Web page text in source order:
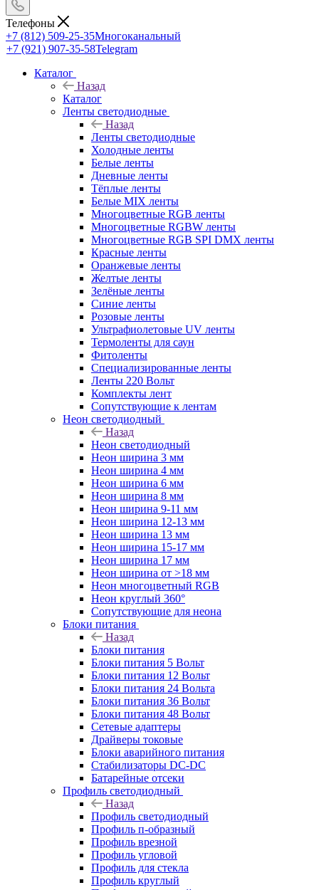
Телефоны
+7 (812) 509-25-35Многоканальный
+7 (921) 907-35-58Telegram
Каталог
Назад
Каталог
Ленты светодиодные
Назад
Ленты светодиодные
Холодные ленты
Белые ленты
Дневные ленты
Тёплые ленты
Белые MIX ленты
Многоцветные RGB ленты
Многоцветные RGBW ленты
Многоцветные RGB SPI DMX ленты
Красные ленты
Оранжевые ленты
Желтые ленты
Зелёные ленты
Синие ленты
Розовые ленты
Ультрафиолетовые UV ленты
Термоленты для саун
Фитоленты
Специализированные ленты
Ленты 220 Вольт
Комплекты лент
Сопутствующие к лентам
Неон светодиодный
Назад
Неон светодиодный
Неон ширина 3 мм
Неон ширина 4 мм
Неон ширина 6 мм
Неон ширина 8 мм
Неон ширина 9-11 мм
Неон ширина 12-13 мм
Неон ширина 13 мм
Неон ширина 15-17 мм
Неон ширина 17 мм
Неон ширина от >18 мм
Неон многоцветный RGB
Неон круглый 360°
Сопутствующие для неона
Блоки питания
Назад
Блоки питания
Блоки питания 5 Вольт
Блоки питания 12 Вольт
Блоки питания 24 Вольта
Блоки питания 36 Вольт
Блоки питания 48 Вольт
Сетевые адаптеры
Драйверы токовые
Блоки аварийного питания
Стабилизаторы DC-DC
Батарейные отсеки
Профиль светодиодный
Назад
Профиль светодиодный
Профиль п-образный
Профиль врезной
Профиль угловой
Профиль для стекла
Профиль круглый